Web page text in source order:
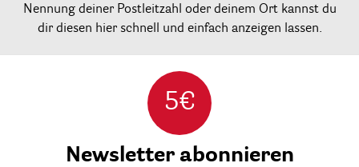
Nennung deiner Postleitzahl oder deinem Ort kannst du
dir diesen hier schnell und einfach anzeigen lassen.
5€
Newsletter abonnieren